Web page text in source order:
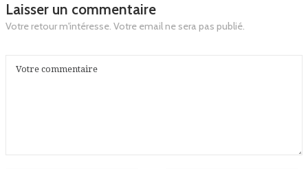
Laisser un commentaire
Votre retour m'intéresse. Votre email ne sera pas publié.